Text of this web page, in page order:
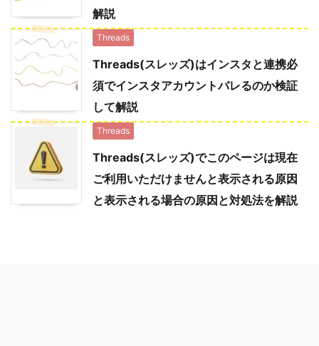
解説
Threads
Threads(スレッズ)はインスタと連携必
須でインスタアカウントバレるのか検証
して解説
Threads
Threads(スレッズ)でこのページは現在
ご利用いただけませんと表示される原因
と表示される場合の原因と対処法を解説